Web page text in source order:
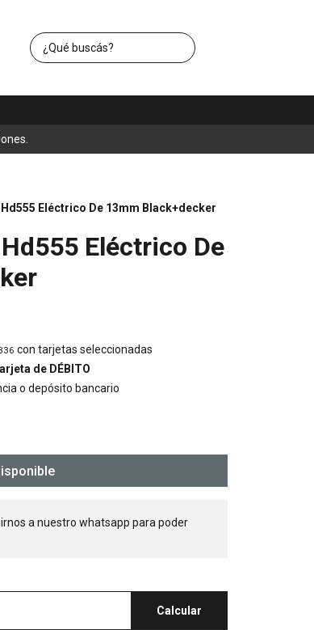
Eléctrico De 13mm Black+decker
Eléctrico De
con tarjetas seleccionadas
de DÉBITO
o depósito bancario
a nuestro whatsapp para poder
Calcular